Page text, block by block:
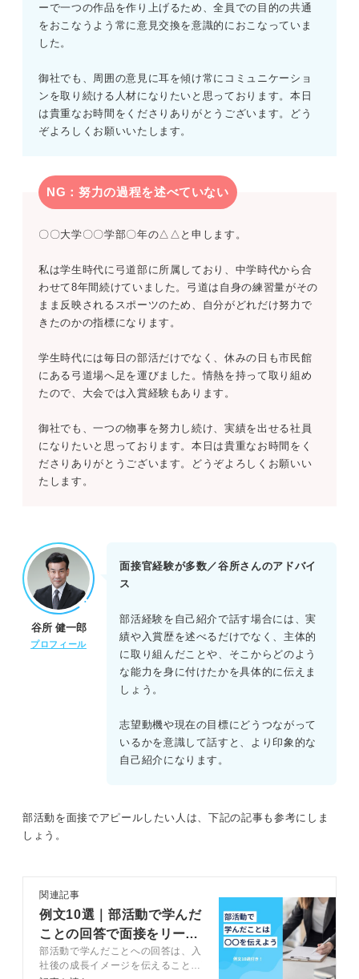
ーで一つの作品を作り上げるため、全員での目的の共通
をおこなうよう常に意見交換を意識的におこなっていま
した。
御社でも、周囲の意見に耳を傾け常にコミュニケーショ
ンを取り続ける人材になりたいと思っております。本日
は貴重なお時間をくださりありがとうございます。どう
ぞよろしくお願いいたします。
NG：努力の過程を述べていない
〇〇大学〇〇学部〇年の△△と申します。
私は学生時代に弓道部に所属しており、中学時代から合
わせて8年間続けていました。弓道は自身の練習量がその
まま反映されるスポーツのため、自分がどれだけ努力で
きたのかの指標になります。
学生時代には毎日の部活だけでなく、休みの日も市民館
にある弓道場へ足を運びました。情熱を持って取り組め
たので、大会では入賞経験もあります。
御社でも、一つの物事を努力し続け、実績を出せる社員
になりたいと思っております。本日は貴重なお時間をく
ださりありがとうございます。どうぞよろしくお願いい
たします。
谷所 健一郎
プロフィール
面接官経験が多数／谷所さんのアドバイ
ス
部活経験を自己紹介で話す場合には、実
績や入賞歴を述べるだけでなく、主体的
に取り組んだことや、そこからどのよう
な能力を身に付けたかを具体的に伝えま
しょう。
志望動機や現在の目標にどうつながって
いるかを意識して話すと、より印象的な
自己紹介になります。
部活動を面接でアピールしたい人は、下記の記事も参考にしま
しょう。
関連記事
例文10選｜部活動で学んだ
ことの回答で面接をリード
するコツ
部活動で学んだことへの回答は、入
社後の成長イメージを伝えることが